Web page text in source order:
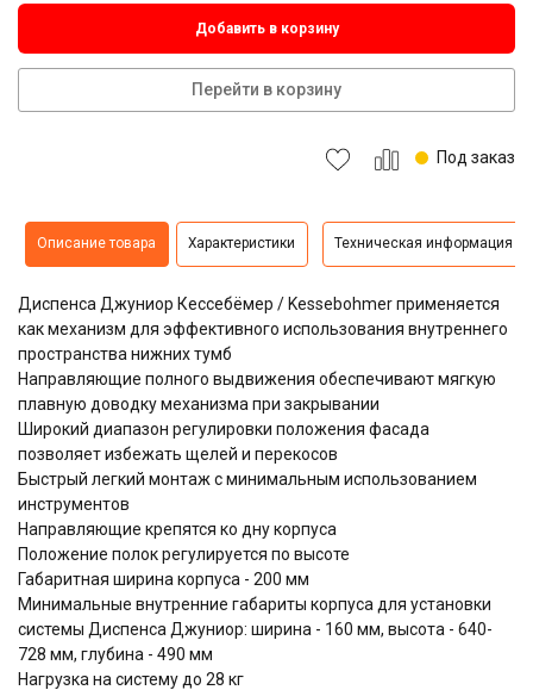
Добавить в корзину
Перейти в корзину
Под заказ
Описание товара Характеристики Техническая информация
Диспенса Джуниор Кессебёмер / Kessebohmer применяется
как механизм для эффективного использования внутреннего
пространства нижних тумб
Направляющие полного выдвижения обеспечивают мягкую
плавную доводку механизма при закрывании
Широкий диапазон регулировки положения фасада
позволяет избежать щелей и перекосов
Быстрый легкий монтаж с минимальным использованием
инструментов
Направляющие крепятся ко дну корпуса
Положение полок регулируется по высоте
Габаритная ширина корпуса - 200 мм
Минимальные внутренние габариты корпуса для установки
системы Диспенса Джуниор: ширина - 160 мм, высота - 640-
728 мм, глубина - 490 мм
Нагрузка на систему до 28 кг